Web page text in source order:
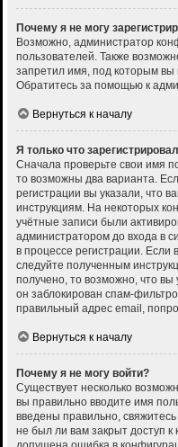
Почему я не могу
Возможно, администратор
пользователей. Также
запретил имя, под которым вы
Обратитесь за помощью к
Вернуться к началу
Я только что
Сначала проверьте свои имя
то возможны два варианта.
регистрации вы указали, что
инструкциям. На некоторых
учётные записи были
администратором до входа в
в процессе регистрации.
следуйте полученным
получено, то возможно, что
он заблокирован спам-
правильный адрес email,
Вернуться к началу
Почему я не могу войти?
Существует несколько
вы правильно вводите имя
введены правильно,
не был ли вам закрыт доступ